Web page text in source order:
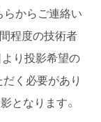
らからご連絡い
程度の技術者
り投影希望の
く必要があり
となります。